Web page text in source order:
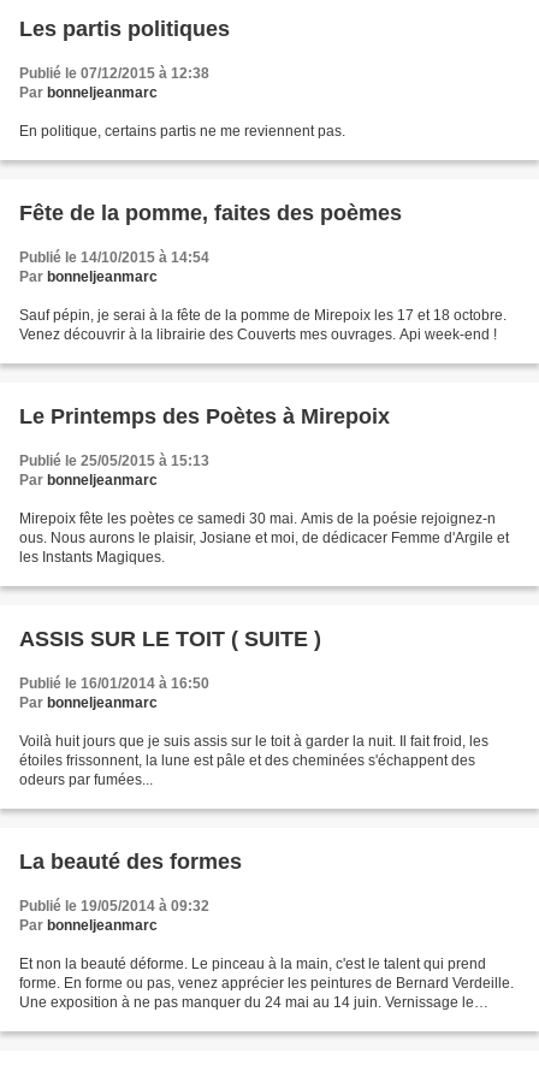
Les partis politiques
Publié le 07/12/2015 à 12:38
Par bonneljeanmarc
En politique, certains partis ne me reviennent pas.
Fête de la pomme, faites des poèmes
Publié le 14/10/2015 à 14:54
Par bonneljeanmarc
Sauf pépin, je serai à la fête de la pomme de Mirepoix les 17 et 18 octobre.
Venez découvrir à la librairie des Couverts mes ouvrages. Api week-end !
Le Printemps des Poètes à Mirepoix
Publié le 25/05/2015 à 15:13
Par bonneljeanmarc
Mirepoix fête les poètes ce samedi 30 mai. Amis de la poésie rejoignez-n
ous. Nous aurons le plaisir, Josiane et moi, de dédicacer Femme d'Argile et
les Instants Magiques.
ASSIS SUR LE TOIT ( SUITE )
Publié le 16/01/2014 à 16:50
Par bonneljeanmarc
Voilà huit jours que je suis assis sur le toit à garder la nuit. Il fait froid, les
étoiles frissonnent, la lune est pâle et des cheminées s'échappent des
odeurs par fumées...
La beauté des formes
Publié le 19/05/2014 à 09:32
Par bonneljeanmarc
Et non la beauté déforme. Le pinceau à la main, c'est le talent qui prend
forme. En forme ou pas, venez apprécier les peintures de Bernard Verdeille.
Une exposition à ne pas manquer du 24 mai au 14 juin. Vernissage le